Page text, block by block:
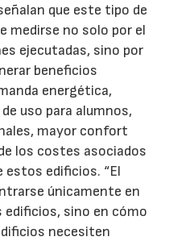
que este tipo de
medirse no solo por el
ejecutadas, sino por
beneficios
energética,
uso para alumnos,
mayor confort
los costes asociados
edificios. “El
únicamente en
sino en cómo
necesiten